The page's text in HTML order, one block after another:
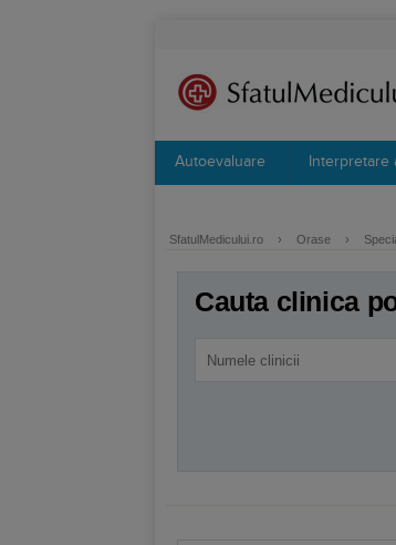
Autoevaluare Interpretare
SfatulMedicului.ro › Orase ›
Cauta clinica